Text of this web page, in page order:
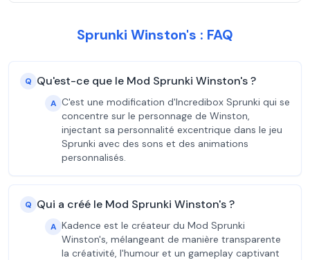
Sprunki Winston's : FAQ
Q Qu'est-ce que le Mod Sprunki Winston's ?
A C'est une modification d'Incredibox Sprunki qui se
concentre sur le personnage de Winston,
injectant sa personnalité excentrique dans le jeu
Sprunki avec des sons et des animations
personnalisés.
Q Qui a créé le Mod Sprunki Winston's ?
A Kadence est le créateur du Mod Sprunki
Winston's, mélangeant de manière transparente
la créativité, l'humour et un gameplay captivant